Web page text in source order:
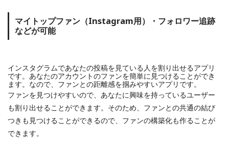
マイトップファン（Instagram用）・フォロワー追跡
などが可能
インスタグラムであなたの投稿を見ている人を割り出せるアプリ
です。あなたのアカウントのファンを簡単に見つけることができ
ます。なので、ファンとの距離感を掴みやすいアプリです。
ファンを見つけやすいので、あなたに興味を持っているユーザー
も割り出せることができます。そのため、ファンとの共通の結び
つきも見つけることができるので、ファンの構築化も作ることが
できます。